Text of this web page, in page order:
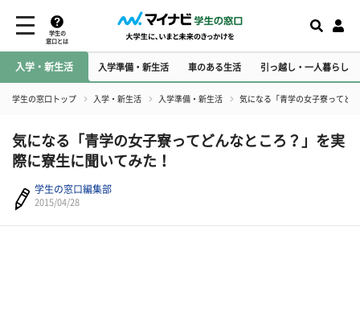
学生の
窓口とは
入学・新生活 入学準備・新生活 車のある生活 引っ越し・一人暮らし
学生の窓口トップ 入学・新生活 入学準備・新生活 気になる「青学の女子寮ってど
気になる「青学の女子寮ってどんなところ？」を実
際に寮生に聞いてみた！
学生の窓口編集部
2015/04/28